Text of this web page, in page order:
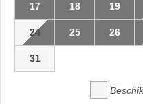
17 18 19
24 25 26
31